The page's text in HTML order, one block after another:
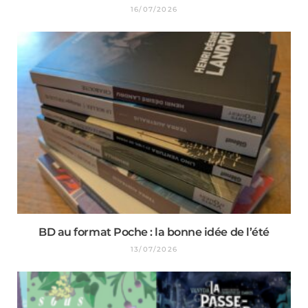
16/07/2026
BD au format Poche : la bonne idée de l’été
13/07/2026